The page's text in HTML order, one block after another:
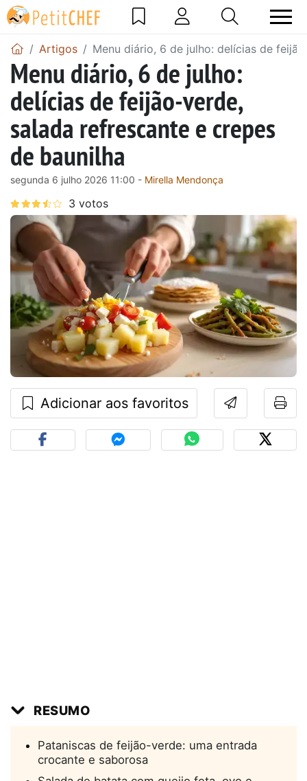
Artigos Menu diário, 6 de julho: delícias de
Menu diário, 6 de julho:
delícias de feijão-verde,
salada refrescante e crepes
de baunilha
segunda 6 julho 2026 11:00 - Mirella Mendonça
Adicionar aos favoritos
RESUMO
Pataniscas de feijão-verde: uma entrada
crocante e saborosa